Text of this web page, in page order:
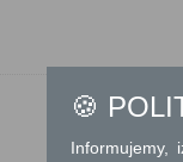
🍪
Informujemy,